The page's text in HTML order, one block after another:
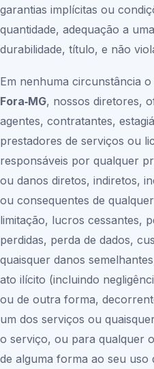
garantias implícitas ou
quantidade, adequação a
durabilidade, título, e não
Em nenhuma circunstância o
Fora‑MG, nossos diretores,
agentes, contratantes,
prestadores de serviços ou
responsáveis por qualquer
ou danos diretos, indiretos,
ou consequentes de
limitação, lucros cessantes,
perdidas, perda de dados,
quaisquer danos
ato ilícito (incluindo
ou de outra forma,
um dos serviços ou
o serviço, ou para qualquer
de alguma forma ao seu